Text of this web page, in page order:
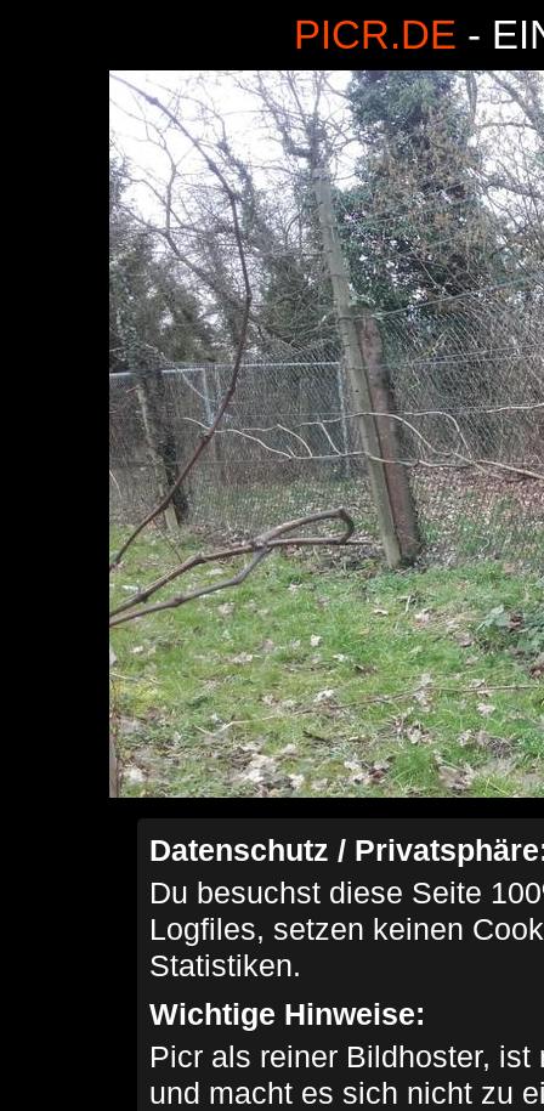
PICR.DE -
Datenschutz /
Du besuchst diese Seite
Logfiles, setzen keinen
Statistiken.
Wichtige Hinweise:
Picr als reiner Bildhoster,
und macht es sich nicht zu